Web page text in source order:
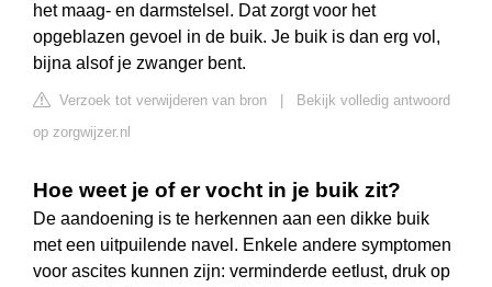
het maag- en darmstelsel. Dat zorgt voor het
opgeblazen gevoel in de buik. Je buik is dan erg vol,
bijna alsof je zwanger bent.
Verzoek tot verwijderen van bron
Bekijk volledig antwoord
op zorgwijzer.nl
Hoe weet je of er vocht in je buik zit?
De aandoening is te herkennen aan een dikke buik
met een uitpuilende navel. Enkele andere symptomen
voor ascites kunnen zijn: verminderde eetlust, druk op